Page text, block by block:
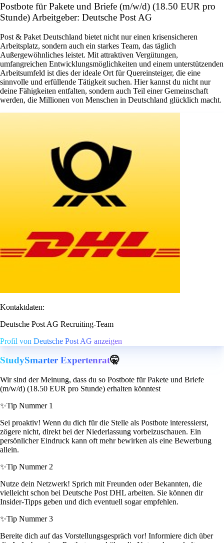
Postbote für Pakete und Briefe (m/w/d) (18.50 EUR pro
Stunde) Arbeitgeber: Deutsche Post AG
Post & Paket Deutschland bietet nicht nur einen krisensicheren
Arbeitsplatz, sondern auch ein starkes Team, das täglich
Außergewöhnliches leistet. Mit attraktiven Vergütungen,
umfangreichen Entwicklungsmöglichkeiten und einem unterstützenden
Arbeitsumfeld ist dies der ideale Ort für Quereinsteiger, die eine
sinnvolle und erfüllende Tätigkeit suchen. Hier kannst du nicht nur
deine Fähigkeiten entfalten, sondern auch Teil einer Gemeinschaft
werden, die Millionen von Menschen in Deutschland glücklich macht.
Kontaktdaten:
Deutsche Post AG Recruiting-Team
Profil von Deutsche Post AG anzeigen
StudySmarter Expertenrat🤫
Wir sind der Meinung, dass du so Postbote für Pakete und Briefe
(m/w/d) (18.50 EUR pro Stunde) erhalten könntest
✨Tip Nummer 1
Sei proaktiv! Wenn du dich für die Stelle als Postbote interessierst,
zögere nicht, direkt bei der Niederlassung vorbeizuschauen. Ein
persönlicher Eindruck kann oft mehr bewirken als eine Bewerbung
allein.
✨Tip Nummer 2
Nutze dein Netzwerk! Sprich mit Freunden oder Bekannten, die
vielleicht schon bei Deutsche Post DHL arbeiten. Sie können dir
Insider-Tipps geben und dich eventuell sogar empfehlen.
✨Tip Nummer 3
Bereite dich auf das Vorstellungsgespräch vor! Informiere dich über